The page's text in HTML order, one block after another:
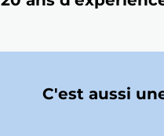
C'est aussi